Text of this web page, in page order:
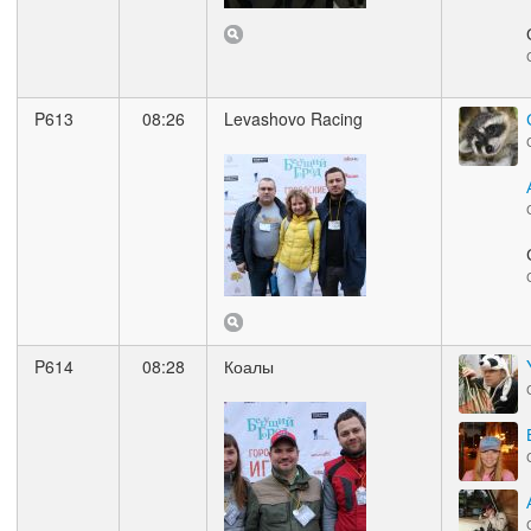
P613 08:26 Levashovo Racing
P614 08:28 Коалы